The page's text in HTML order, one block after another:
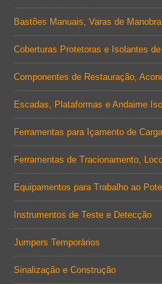
windowwindowwindow
Bastões Manuais, Varas de
Coberturas Protetoras e Isolantes
Componentes de Restauração,
Escadas, Plataformas e Andaime
Ferramentas para Içamento de
Ferramentas de Tracionamento,
Equipamentos para Trabalho ao
Instrumentos de Teste e Detecção
Jumpers Temporários
Sinalização e Construção